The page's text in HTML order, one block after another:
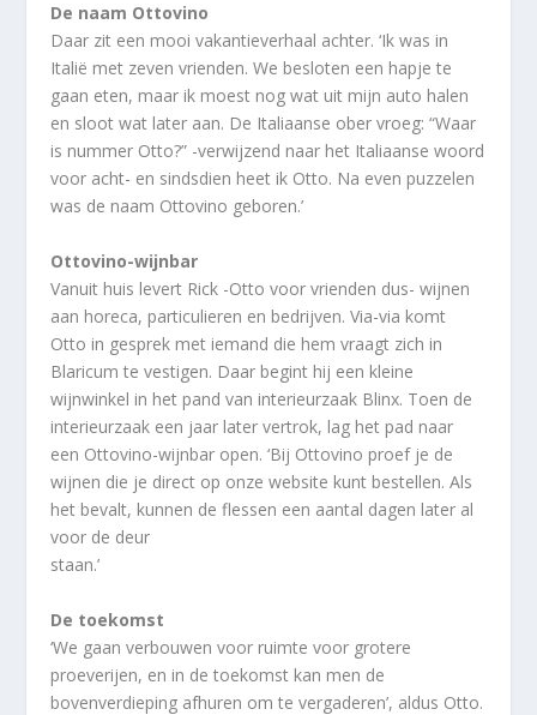
De naam Ottovino
Daar zit een mooi vakantieverhaal achter. ‘Ik was in
Italië met zeven vrienden. We besloten een hapje te
gaan eten, maar ik moest nog wat uit mijn auto halen
en sloot wat later aan. De Italiaanse ober vroeg: “Waar
is nummer Otto?” -verwijzend naar het Italiaanse woord
voor acht- en sindsdien heet ik Otto. Na even puzzelen
was de naam Ottovino geboren.’
Ottovino-wijnbar
Vanuit huis levert Rick -Otto voor vrienden dus- wijnen
aan horeca, particulieren en bedrijven. Via-via komt
Otto in gesprek met iemand die hem vraagt zich in
Blaricum te vestigen. Daar begint hij een kleine
wijnwinkel in het pand van interieurzaak Blinx. Toen de
interieurzaak een jaar later vertrok, lag het pad naar
een Ottovino-wijnbar open. ‘Bij Ottovino proef je de
wijnen die je direct op onze website kunt bestellen. Als
het bevalt, kunnen de flessen een aantal dagen later al
voor de deur
staan.’
De toekomst
‘We gaan verbouwen voor ruimte voor grotere
proeverijen, en in de toekomst kan men de
bovenverdieping afhuren om te vergaderen’, aldus Otto.